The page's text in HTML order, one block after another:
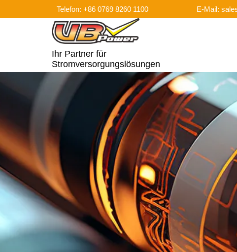
Telefon: +86 0769 8260 1100 E-Mail:
Ihr Partner für
Stromversorgungslösungen